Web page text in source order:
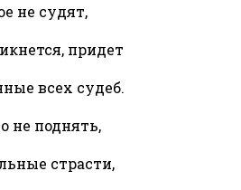
не судят,
придет
всех судеб.
не поднять,
страсти,